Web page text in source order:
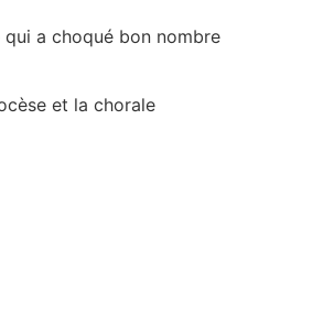
a choqué bon nombre
et la chorale